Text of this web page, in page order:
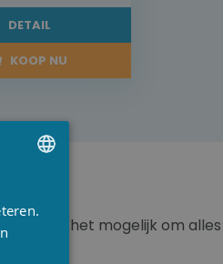
DETAIL
KOOP NU
Is het mogelijk om